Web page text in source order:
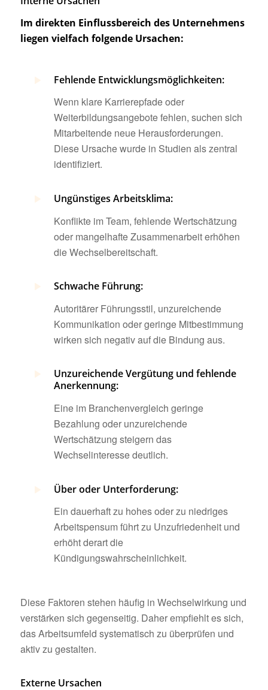
Im direkten Einflussbereich des Unternehmens
liegen vielfach folgende Ursachen:
Fehlende Entwicklungsmöglichkeiten:
Wenn klare Karrierepfade oder
Weiterbildungsangebote fehlen, suchen sich
Mitarbeitende neue Herausforderungen.
Diese Ursache wurde in Studien als zentral
identifiziert.
Ungünstiges Arbeitsklima:
Konflikte im Team, fehlende Wertschätzung
oder mangelhafte Zusammenarbeit erhöhen
die Wechselbereitschaft.
Schwache Führung:
Autoritärer Führungsstil, unzureichende
Kommunikation oder geringe Mitbestimmung
wirken sich negativ auf die Bindung aus.
Unzureichende Vergütung und fehlende
Anerkennung:
Eine im Branchenvergleich geringe
Bezahlung oder unzureichende
Wertschätzung steigern das
Wechselinteresse deutlich.
Über oder Unterforderung:
Ein dauerhaft zu hohes oder zu niedriges
Arbeitspensum führt zu Unzufriedenheit und
erhöht derart die
Kündigungswahrscheinlichkeit.
Diese Faktoren stehen häufig in Wechselwirkung und
verstärken sich gegenseitig. Daher empfiehlt es sich,
das Arbeitsumfeld systematisch zu überprüfen und
aktiv zu gestalten.
Externe Ursachen